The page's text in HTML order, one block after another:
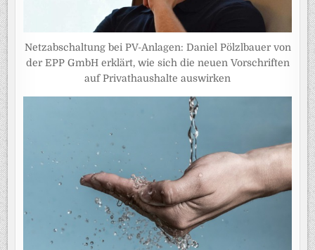
Netzabschaltung bei PV-Anlagen: Daniel Pölzlbauer von
der EPP GmbH erklärt, wie sich die neuen Vorschriften
auf Privathaushalte auswirken